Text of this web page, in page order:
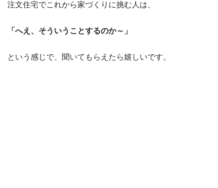
注文住宅でこれから家づくりに挑む人は、
「へえ、そういうことするのか～」
という感じで、聞いてもらえたら嬉しいです。